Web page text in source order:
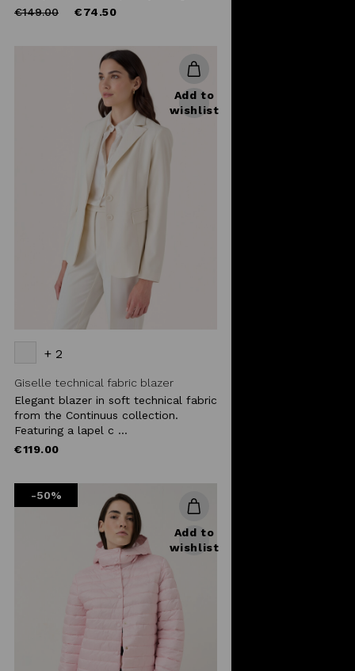
Price
€149.00to €74.50
Add to
wishlist
+ 2
Giselle technical fabric blazer
Elegant blazer in soft technical fabric
from the Continuus collection.
Featuring a lapel c ...
€119.00
-50%
Add to
wishlist